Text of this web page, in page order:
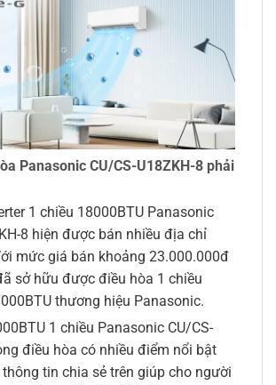
Panasonic CU/CS-U18ZKH-8 phải
1 chiều 18000BTU Panasonic
8 hiện được bán nhiều địa chỉ
mức giá bán khoảng 23.000.000đ
sở hữu được điều hòa 1 chiều
thương hiệu Panasonic.
1 chiều Panasonic CU/CS-
điều hòa có nhiều điểm nổi bật
tin chia sẻ trên giúp cho người